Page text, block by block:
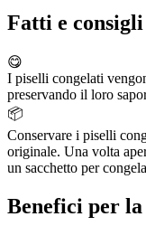
Fatti e consigli
😋
I piselli congelati
preservando il loro
📦
Conservare i piselli
originale. Una volta
un sacchetto per
Benefici per la